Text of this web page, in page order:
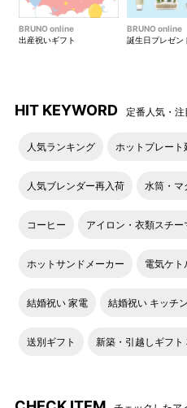
BRUNO online
出産祝いギフト
BRUNO online
誕生日プレゼン
HIT KEYWORD 定番人気・
人気ランキング ホットプレート
人気ブレンダー再入荷 水筒・マ
コーヒー アイロン・衣類スチー
ホットサンドメーカー 電気ケト
結婚祝い 家電 結婚祝い キッチ
送別ギフト 新築・引越しギフト